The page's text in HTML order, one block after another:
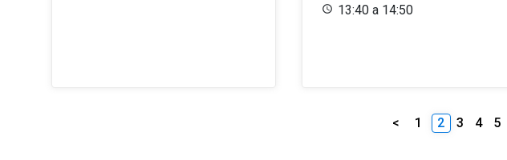
13:40 a 14:50
< 1 2 3 4 5